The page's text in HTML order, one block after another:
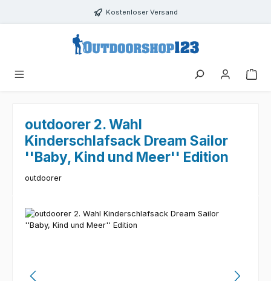
Zum Hauptinhalt springen Kostenloser Versand
outdoorer 2. Wahl
Kinderschlafsack Dream Sailor
''Baby, Kind und Meer'' Edition
outdoorer
Bildergalerie überspringen